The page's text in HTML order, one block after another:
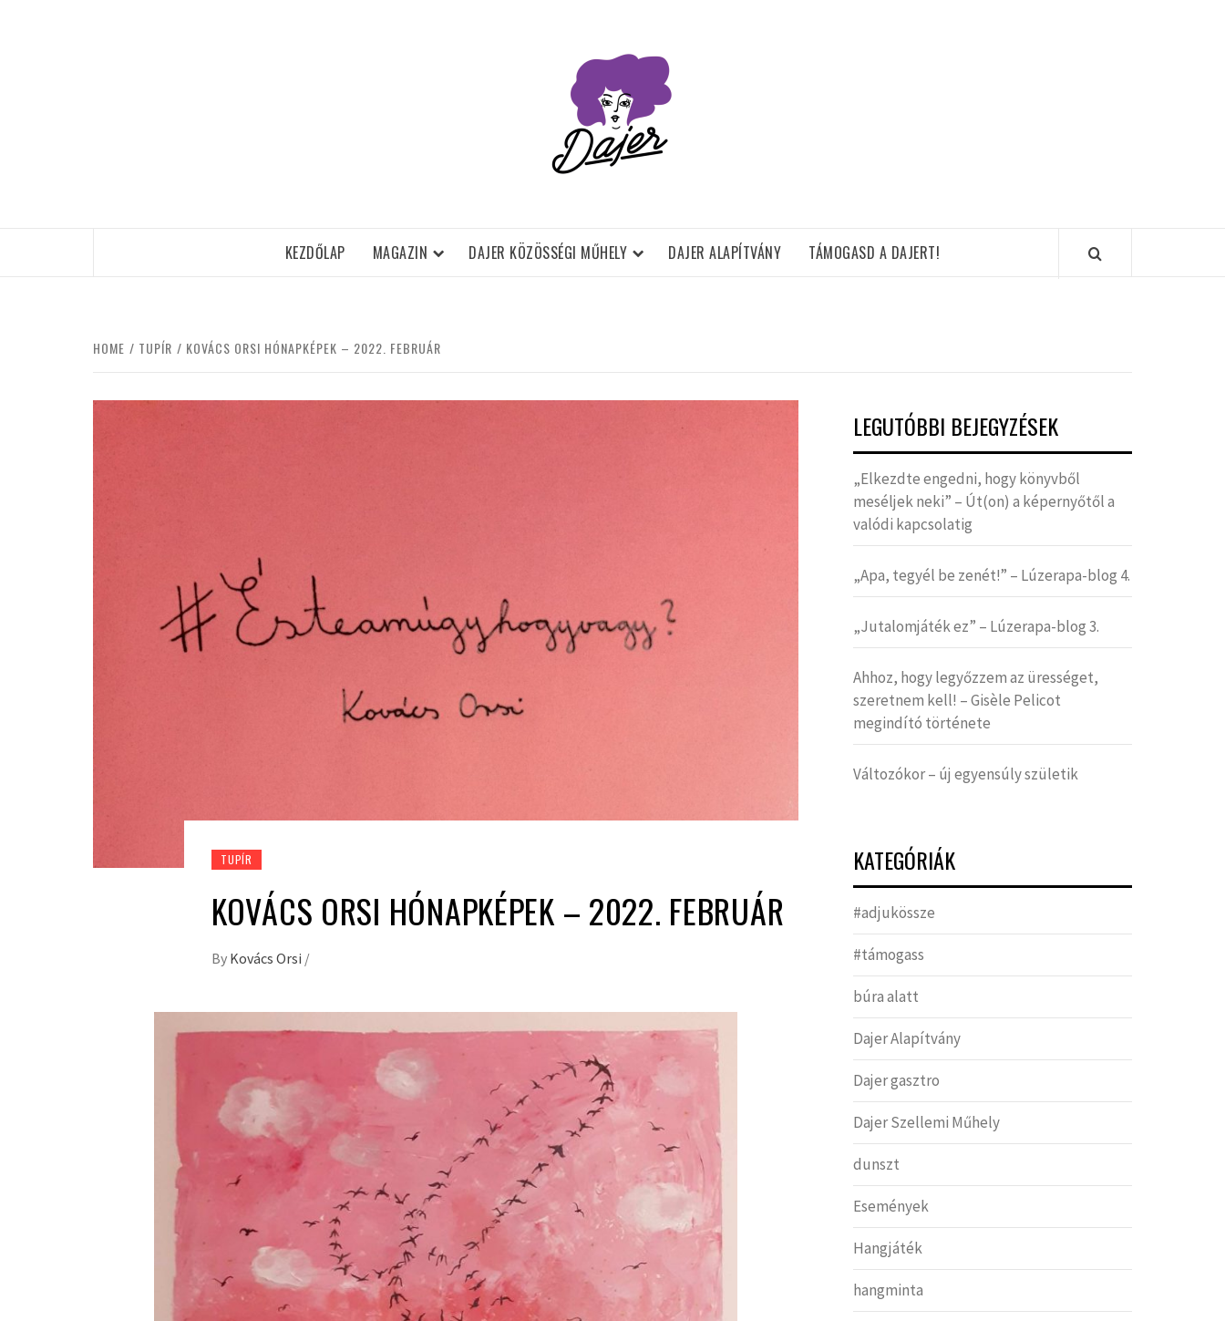
KEZDŐLAP MAGAZIN DAJER KÖZÖSSÉGI MŰHELY DAJER ALAPÍTVÁNY TÁMOGASD A DAJERT!
HOME TUPÍR KOVÁCS ORSI HÓNAPKÉPEK – 2022. FEBRUÁR
TUPÍR
KOVÁCS ORSI HÓNAPKÉPEK – 2022. FEBRUÁR
By Kovács Orsi /
LEGUTÓBBI BEJEGYZÉSEK
„Elkezdte engedni, hogy könyvből
meséljek neki” – Út(on) a képernyőtől a
valódi kapcsolatig
„Apa, tegyél be zenét!” – Lúzerapa-blog 4.
„Jutalomjáték ez” – Lúzerapa-blog 3.
Ahhoz, hogy legyőzzem az ürességet,
szeretnem kell! – Gisèle Pelicot
megindító története
Változókor – új egyensúly születik
KATEGÓRIÁK
#adjukössze
#támogass
búra alatt
Dajer Alapítvány
Dajer gasztro
Dajer Szellemi Műhely
dunszt
Események
Hangjáték
hangminta